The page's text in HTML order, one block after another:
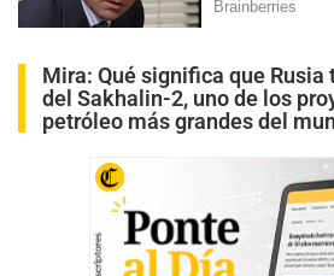
Mira: Qué significa que Rusia
del Sakhalin-2, uno de los
petróleo más grandes del